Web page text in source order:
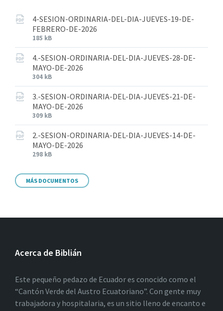
4-SESION-ORDINARIA-DEL-DIA-JUEVES-19-DE-
FEBRERO-DE-2026
185 kB
4.-SESION-ORDINARIA-DEL-DIA-JUEVES-28-DE-
MAYO-DE-2026
304 kB
3.-SESION-ORDINARIA-DEL-DIA-JUEVES-21-DE-
MAYO-DE-2026
309 kB
2.-SESION-ORDINARIA-DEL-DIA-JUEVES-14-DE-
MAYO-DE-2026
298 kB
MÁS DOCUMENTOS
Acerca de Biblián
Este pequeño pedazo de Ecuador es conocido como el
“Cantón Verde del Austro Ecuatoriano”. Con gente muy
trabajadora y hospitalaria, es un sitio lleno de encanto e